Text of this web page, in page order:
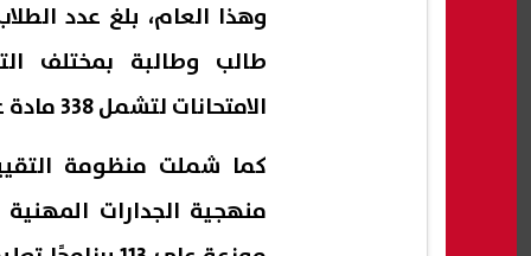
طالب وطالبة بمختلف
الامتحانات لتشمل 338 مادة عملية ومعملية، إلى جانب 1145 مادة تحريرية.
كما شملت منظومة